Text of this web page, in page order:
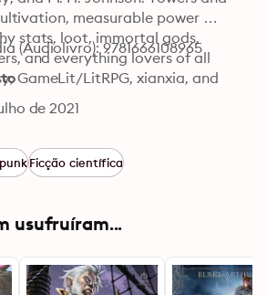
measurable power
stats, loot, immortal gods,
and everything lovers of all
GameLit/LitRPG, xianxia, and
(Audiolivro): 9781666108965
de 2021
Ficção científica
usufruíram...